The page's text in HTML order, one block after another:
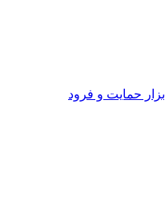
ابزار حمایت و فرود